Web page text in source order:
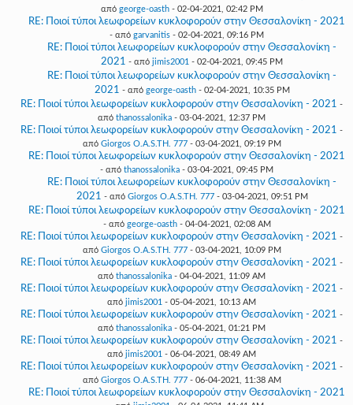
από george-oasth- 02-04-2021, 02:42 PM
RE: Ποιοί τύποι λεωφορείων κυκλοφορούν στην Θεσσαλονίκη - 2021
- από garvanitis - 02-04-2021, 09:16 PM
RE: Ποιοί τύποι λεωφορείων κυκλοφορούν στην Θεσσαλονίκη -
2021 - από jimis2001 - 02-04-2021, 09:45 PM
RE: Ποιοί τύποι λεωφορείων κυκλοφορούν στην Θεσσαλονίκη -
2021 - από george-oasth- 02-04-2021, 10:35 PM
RE: Ποιοί τύποι λεωφορείων κυκλοφορούν στην Θεσσαλονίκη - 2021 -
από thanossalonika - 03-04-2021, 12:37 PM
RE: Ποιοί τύποι λεωφορείων κυκλοφορούν στην Θεσσαλονίκη - 2021 -
από Giorgos O.A.S.TH. 777- 03-04-2021, 09:19 PM
RE: Ποιοί τύποι λεωφορείων κυκλοφορούν στην Θεσσαλονίκη - 2021
- από thanossalonika - 03-04-2021, 09:45 PM
RE: Ποιοί τύποι λεωφορείων κυκλοφορούν στην Θεσσαλονίκη -
2021 - από Giorgos O.A.S.TH. 777- 03-04-2021, 09:51 PM
RE: Ποιοί τύποι λεωφορείων κυκλοφορούν στην Θεσσαλονίκη - 2021
- από george-oasth- 04-04-2021, 02:08 AM
RE: Ποιοί τύποι λεωφορείων κυκλοφορούν στην Θεσσαλονίκη - 2021 -
από Giorgos O.A.S.TH. 777- 03-04-2021, 10:09 PM
RE: Ποιοί τύποι λεωφορείων κυκλοφορούν στην Θεσσαλονίκη - 2021 -
από thanossalonika - 04-04-2021, 11:09 AM
RE: Ποιοί τύποι λεωφορείων κυκλοφορούν στην Θεσσαλονίκη - 2021 -
από jimis2001 - 05-04-2021, 10:13 AM
RE: Ποιοί τύποι λεωφορείων κυκλοφορούν στην Θεσσαλονίκη - 2021 -
από thanossalonika - 05-04-2021, 01:21 PM
RE: Ποιοί τύποι λεωφορείων κυκλοφορούν στην Θεσσαλονίκη - 2021 -
από jimis2001 - 06-04-2021, 08:49 AM
RE: Ποιοί τύποι λεωφορείων κυκλοφορούν στην Θεσσαλονίκη - 2021 -
από Giorgos O.A.S.TH. 777- 06-04-2021, 11:38 AM
RE: Ποιοί τύποι λεωφορείων κυκλοφορούν στην Θεσσαλονίκη - 2021